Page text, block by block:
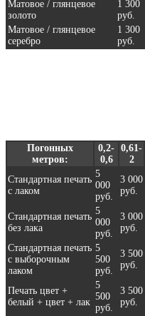
Матовое / глянцевое
золото
1 300
руб.
Матовое / глянцевое
серебро
1 300
руб.
Погонных
метров:
0,2-
0,6
0,61-
2
Стандартная печать
с лаком
5
000
руб.
3 000
руб.
Стандартная печать
без лака
5
000
руб.
3 000
руб.
Стандартная печать
с выборочным
лаком
5
500
руб.
3 500
руб.
Печать цвет +
белый + цвет + лак
5
500
руб.
3 500
руб.